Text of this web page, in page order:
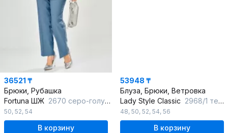
36521 ₸
Брюки, Рубашка
Fortuna ШЖ 2670 серо-голубой
50, 52, 54
В корзину
53948 ₸
Блуза, Брюки, Ветровка
Lady Style Classic 2968/1 темно-синий_с_бежевым
48, 50, 52, 54, 56
В корзину